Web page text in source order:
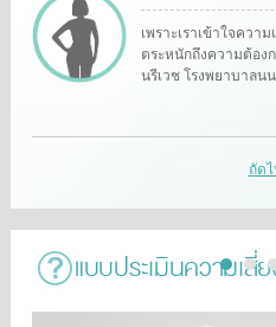
เพราะเราเข้าใจคว
ตระหนักถึงความต้อ
นรีเวช โรงพยาบาลน
ถัดไ
แบบประเมินความเสี่